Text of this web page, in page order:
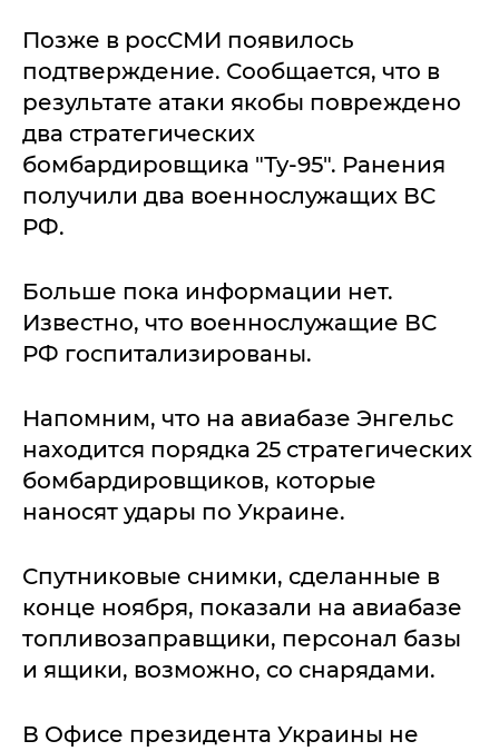
Позже в росСМИ появилось
подтверждение. Сообщается, что в
результате атаки якобы повреждено
два стратегических
бомбардировщика "Ту-95". Ранения
получили два военнослужащих ВС
РФ.
Больше пока информации нет.
Известно, что военнослужащие ВС
РФ госпитализированы.
Напомним, что на авиабазе Энгельс
находится порядка 25 стратегических
бомбардировщиков, которые
наносят удары по Украине.
Спутниковые снимки, сделанные в
конце ноября, показали на авиабазе
топливозаправщики, персонал базы
и ящики, возможно, со снарядами.
В Офисе президента Украины не